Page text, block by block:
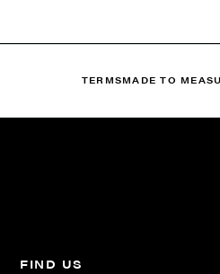
TERMSMADE TO
FIND US